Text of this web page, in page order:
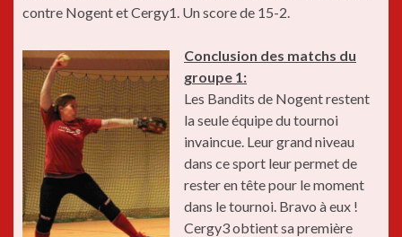
contre Nogent et Cergy1. Un score de 15-2.
Conclusion des matchs du
groupe 1:
Les Bandits de Nogent restent
la seule équipe du tournoi
invaincue. Leur grand niveau
dans ce sport leur permet de
rester en tête pour le moment
dans le tournoi. Bravo à eux !
Cergy3 obtient sa première